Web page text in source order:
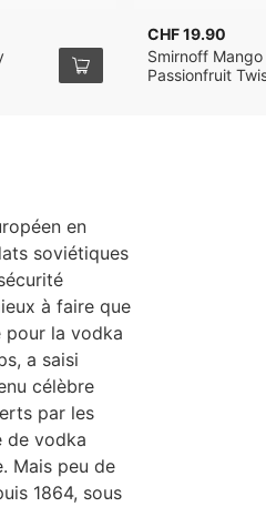
en
soviétiques
à faire que
pour la vodka
a saisi
célèbre
par les
de vodka
Mais peu de
1864, sous
CHF 19.90
Smirnoff Mango
Passionfruit